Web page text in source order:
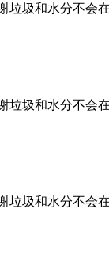
垃圾和水分不会
垃圾和水分不会
垃圾和水分不会